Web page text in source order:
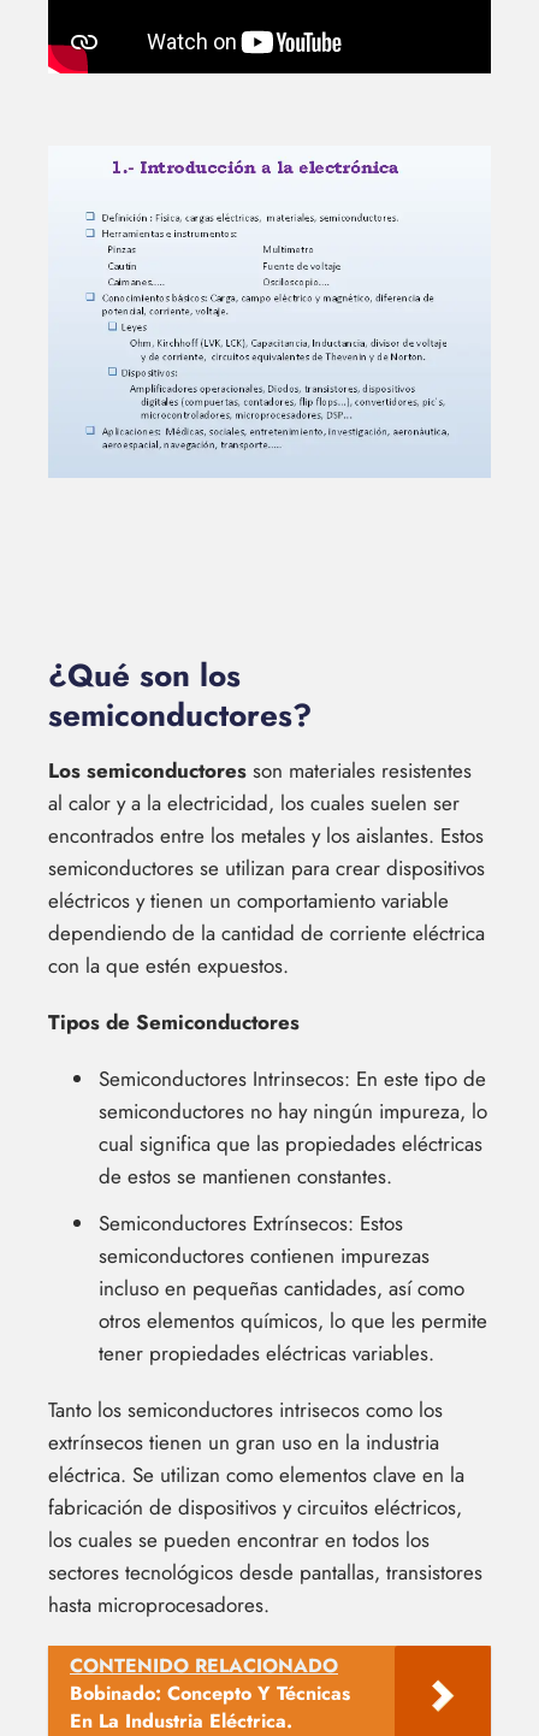
¿Qué son los
semiconductores?
Los semiconductores son materiales resistentes
al calor y a la electricidad, los cuales suelen ser
encontrados entre los metales y los aislantes. Estos
semiconductores se utilizan para crear dispositivos
eléctricos y tienen un comportamiento variable
dependiendo de la cantidad de corriente eléctrica
con la que estén expuestos.
Tipos de Semiconductores
Semiconductores Intrinsecos: En este tipo de
semiconductores no hay ningún impureza, lo
cual significa que las propiedades eléctricas
de estos se mantienen constantes.
Semiconductores Extrínsecos: Estos
semiconductores contienen impurezas
incluso en pequeñas cantidades, así como
otros elementos químicos, lo que les permite
tener propiedades eléctricas variables.
Tanto los semiconductores intrisecos como los
extrínsecos tienen un gran uso en la industria
eléctrica. Se utilizan como elementos clave en la
fabricación de dispositivos y circuitos eléctricos,
los cuales se pueden encontrar en todos los
sectores tecnológicos desde pantallas, transistores
hasta microprocesadores.
CONTENIDO RELACIONADO
Bobinado: Concepto Y Técnicas
En La Industria Eléctrica.